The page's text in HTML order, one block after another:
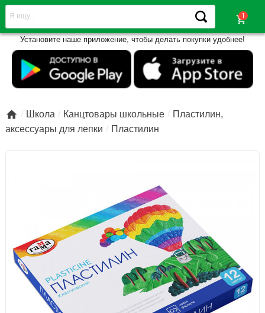
shopping_cart
Установите наше приложение, чтобы делать покупки удобнее!
 Школа Канцтовары школьные
Пластилин,
аксессуары для лепки
Пластилин